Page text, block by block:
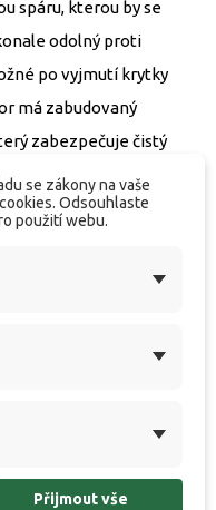
spáru, kterou by se
odolný proti
po vyjmutí krytky
má zabudovaný
zabezpečuje čistý
jiným tónem. Držák
a široký (17 mm),
životnost baterie.
sám se vypne po
cm (dxšxv).
s
se zákony na vaše
Odsouhlaste
použití webu.
Přijmout vše